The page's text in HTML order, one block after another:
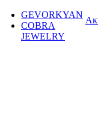
GEVORKYAN
COBRA
JEWELRY